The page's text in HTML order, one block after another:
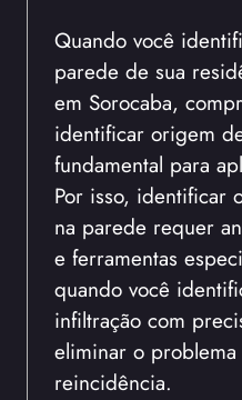
Quando você
parede de sua
em Sorocaba,
identificar origem
fundamental para
Por isso, identificar
na parede requer
e ferramentas
quando você
infiltração com
eliminar o
reincidência.